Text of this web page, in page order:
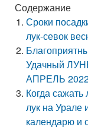
Содержание
Сроки
лук-севок
Удачный
АПРЕЛЬ
Когда сажать
лук на Урале
календарю и